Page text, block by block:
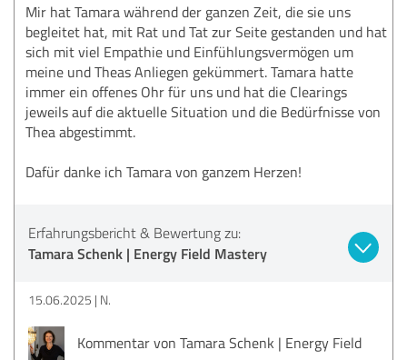
Mir hat Tamara während der ganzen Zeit, die sie uns
begleitet hat, mit Rat und Tat zur Seite gestanden und hat
sich mit viel Empathie und Einfühlungsvermögen um
meine und Theas Anliegen gekümmert. Tamara hatte
immer ein offenes Ohr für uns und hat die Clearings
jeweils auf die aktuelle Situation und die Bedürfnisse von
Thea abgestimmt.
Dafür danke ich Tamara von ganzem Herzen!
Erfahrungsbericht & Bewertung zu:
Tamara Schenk | Energy Field Mastery
15.06.2025 N.
Kommentar von Tamara Schenk | Energy Field